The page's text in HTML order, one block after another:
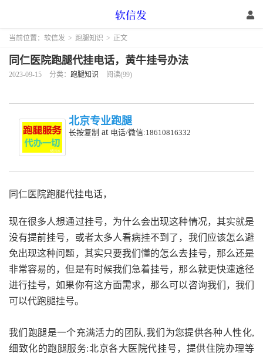
当前位置： 软信发 > 跑腿知识 > 正文
同仁医院跑腿代挂电话，黄牛挂号办法
2023-09-15 分类： 跑腿知识 阅读(99)
北京专业跑腿
长按复制 at 电话/微信:18610816332
同仁医院跑腿代挂电话，
现在很多人想通过挂号，为什么会出现这种情况，其实就是
没有提前挂号，或者太多人看病挂不到了，我们应该怎么避
免出现这种问题，其实只要我们懂的怎么去挂号，那么还是
非常容易的，但是有时候我们急着挂号，那么就更快速途径
进行挂号，如果你有这方面需求，那么可以咨询我们，我们
可以代跑腿挂号。
我们跑腿是一个充满活力的团队,我们为您提供各种人性化,
细致化的跑腿服务:北京各大医院代挂号，提供住院办理等